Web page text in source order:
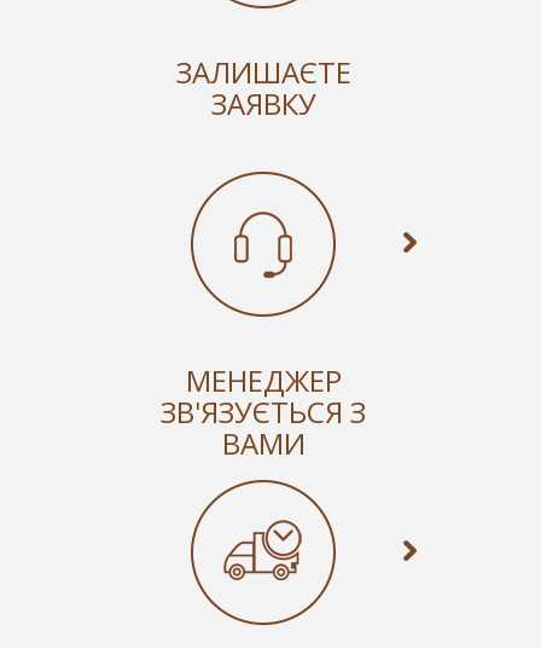
ЗАЛИШАЄТЕ
ЗАЯВКУ
МЕНЕДЖЕР
ЗВ'ЯЗУЄТЬСЯ З
ВАМИ